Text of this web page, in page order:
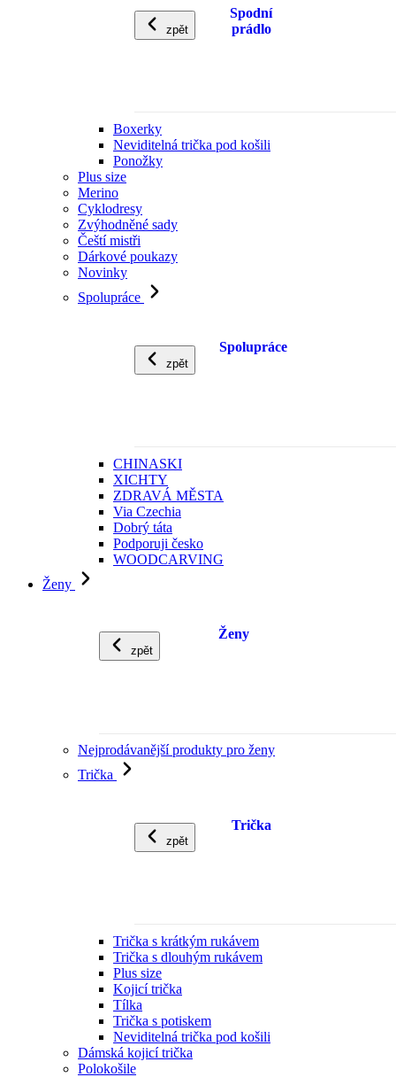
zpět
Spodní
prádlo
Boxerky
Neviditelná trička pod košili
Ponožky
Plus size
Merino
Cyklodresy
Zvýhodněné sady
Čeští mistři
Dárkové poukazy
Novinky
Spolupráce
zpět
Spolupráce
CHINASKI
XICHTY
ZDRAVÁ MĚSTA
Via Czechia
Dobrý táta
Podporuji česko
WOODCARVING
Ženy
zpět
Ženy
Nejprodávanější produkty pro ženy
Trička
zpět
Trička
Trička s krátkým rukávem
Trička s dlouhým rukávem
Plus size
Kojicí trička
Tílka
Trička s potiskem
Neviditelná trička pod košili
Dámská kojicí trička
Polokošile